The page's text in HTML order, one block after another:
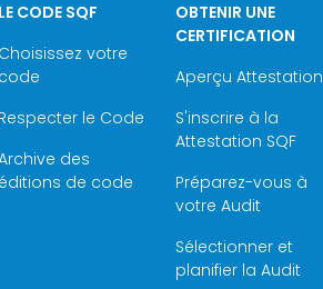
LE CODE SQF
Choisissez votre
code
Respecter le Code
des
éditions de code
OBTENIR UNE
CERTIFICATION
Aperçu Attestation
S'inscrire à la
Attestation SQF
Préparez-vous à
votre Audit
Sélectionner et
planifier la Audit